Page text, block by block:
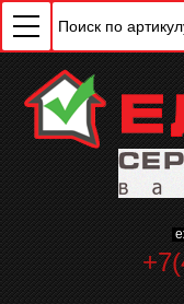
ChatApp
online
Мессенджеры